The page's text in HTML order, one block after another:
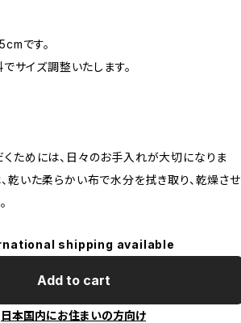
です。
サイズ調整いたします。
ためには、日々のお手入れが大切になりま
乾いた柔らかい布で水分を拭き取り、乾燥させ
shipping available
Add to cart
日本国内にお住まいの方向け